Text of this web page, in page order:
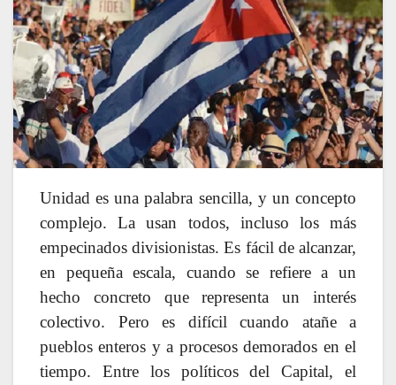
Unidad es una palabra sencilla, y un concepto
complejo. La usan todos, incluso los más
empecinados divisionistas. Es fácil de alcanzar,
en pequeña escala, cuando se refiere a un
hecho concreto que representa un interés
colectivo. Pero es difícil cuando atañe a
pueblos enteros y a procesos demorados en el
tiempo. Entre los políticos del Capital, el